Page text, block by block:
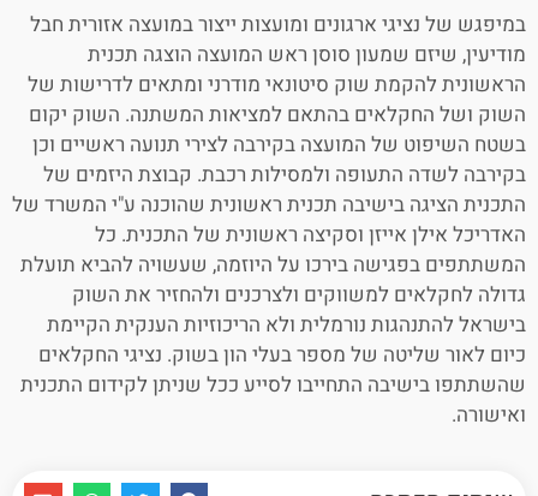
במיפגש של נציגי ארגונים ומועצות ייצור במועצה אזורית חבל
מודיעין, שיזם שמעון סוסן ראש המועצה הוצגה תכנית
הראשונית להקמת שוק סיטונאי מודרני ומתאים לדרישות של
השוק ושל החקלאים בהתאם למציאות המשתנה. השוק יקום
בשטח השיפוט של המועצה בקירבה לצירי תנועה ראשיים וכן
בקירבה לשדה התעופה ולמסילות רכבת. קבוצת היזמים של
התכנית הציגה בישיבה תכנית ראשונית שהוכנה ע"י המשרד של
האדריכל אילן אייזן וסקיצה ראשונית של התכנית. כל
המשתתפים בפגישה בירכו על היוזמה, שעשויה להביא תועלת
גדולה לחקלאים למשווקים ולצרכנים ולהחזיר את השוק
בישראל להתנהגות נורמלית ולא הריכוזיות הענקית הקיימת
כיום לאור שליטה של מספר בעלי הון בשוק. נציגי החקלאים
שהשתתפו בישיבה התחייבו לסייע ככל שניתן לקידום התכנית
ואישורה.